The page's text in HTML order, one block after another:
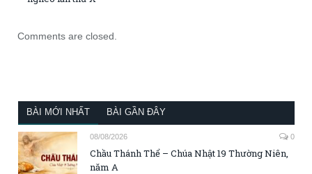
Comments are closed.
BÀI MỚI NHẤT BÀI GẦN ĐÂY
08/08/2026 0
Chầu Thánh Thể – Chúa Nhật 19 Thường Niên,
năm A